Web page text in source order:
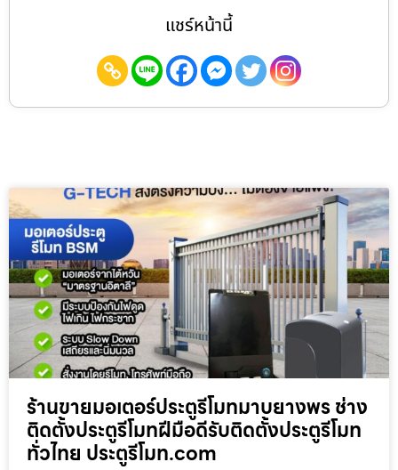
แชร์หน้านี้
ร้านขายมอเตอร์ประตูรีโมทมาบยางพร ช่าง
ติดตั้งประตูรีโมทฝีมือดีรับติดตั้งประตูรีโมท
ทั่วไทย ประตูรีโมท.com